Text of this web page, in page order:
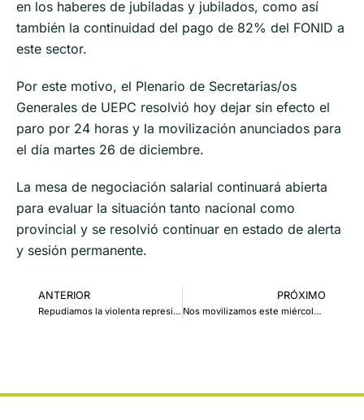
en los haberes de jubiladas y jubilados, como así
también la continuidad del pago de 82% del FONID a
este sector.
Por este motivo, el Plenario de Secretarias/os
Generales de UEPC resolvió hoy dejar sin efecto el
paro por 24 horas y la movilización anunciados para
el día martes 26 de diciembre.
La mesa de negociación salarial continuará abierta
para evaluar la situación tanto nacional como
provincial y se resolvió continuar en estado de alerta
y sesión permanente.
ANTERIOR
Repudiamos la violenta represión de la policía de Córdoba
PRÓXIMO
Nos movilizamos este miércoles a Tribunales I